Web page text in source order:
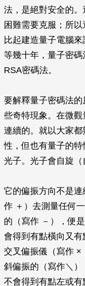
法，是絕對安全的
困難需要克服；所
比起建造量子電腦
等幾十年，量子密
RSA密碼法。
要解釋量子密碼法
些奇特現象。在微
連續的。就以大家
性，但也有量子的
光子。光子會自旋（
它的偏振方向不是
作 ＋）去測量任何
的（寫作 －），便
會得到有點橫向又
交叉偏振儀（寫作 ×
斜偏振的（寫作＼
不會得到有點左或有